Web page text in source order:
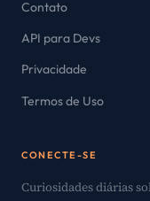
Contato
API para Devs
Privacidade
Termos de Uso
CONECTE-SE
Curiosidades diárias